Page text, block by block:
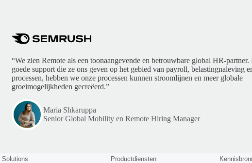
“We zien Remote als een toonaangevende en betrouwbare global HR-partner.
goede support die ze ons geven op het gebied van payroll, belastingnaleving
processen, hebben we onze processen kunnen stroomlijnen en meer globale
groeimogelijkheden gecreëerd.”
Maria Shkaruppa
Senior Global Mobility en Remote Hiring Manager
Solutions Productdiensten